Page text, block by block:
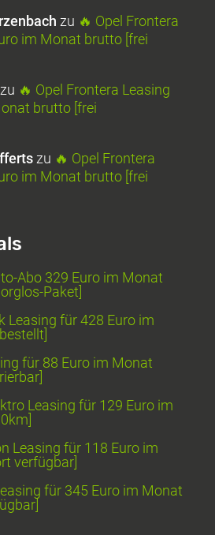
zu 🔥 Opel Frontera
im Monat brutto [frei
zu 🔥 Opel Frontera Leasing
brutto [frei
zu 🔥 Opel Frontera
im Monat brutto [frei
Abo 329 Euro im Monat
Paket]
Leasing für 428 Euro im
für 88 Euro im Monat
Leasing für 129 Euro im
Leasing für 118 Euro im
verfügbar]
für 345 Euro im Monat